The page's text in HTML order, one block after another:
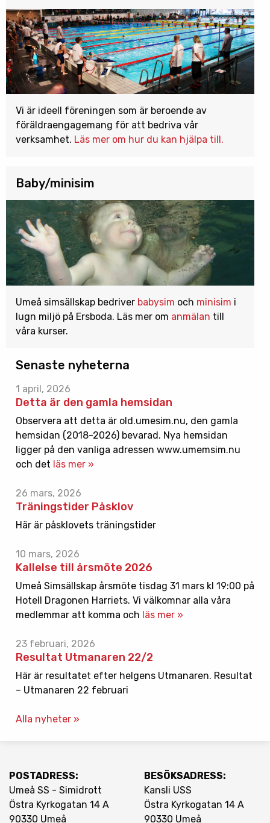
Vi är ideell föreningen som är beroende av
föräldraengagemang för att bedriva vår
verksamhet. Läs mer om hur du kan hjälpa till.
Baby/minisim
Umeå simsällskap bedriver babysim och minisim i
lugn miljö på Ersboda. Läs mer om anmälan till
våra kurser.
Senaste nyheterna
1 april, 2026
Detta är den gamla hemsidan
Observera att detta är old.umesim.nu, den gamla
hemsidan (2018-2026) bevarad. Nya hemsidan
ligger på den vanliga adressen www.umemsim.nu
och det läs mer »
26 mars, 2026
Träningstider Påsklov
Här är påsklovets träningstider
10 mars, 2026
Kallelse till årsmöte 2026
Umeå Simsällskap årsmöte tisdag 31 mars kl 19:00 på
Hotell Dragonen Harriets. Vi välkomnar alla våra
medlemmar att komma och läs mer »
23 februari, 2026
Resultat Utmanaren 22/2
Här är resultatet efter helgens Utmanaren. Resultat
– Utmanaren 22 februari
Alla nyheter »
POSTADRESS:
Umeå SS - Simidrott
Östra Kyrkogatan 14 A
90330 Umeå
BESÖKSADRESS:
Kansli USS
Östra Kyrkogatan 14 A
90330 Umeå